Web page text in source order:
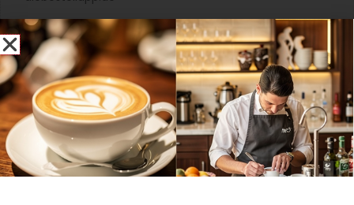
promedia-thekentv.de
Shop
Mediadaten
Newsletter Anmeldung